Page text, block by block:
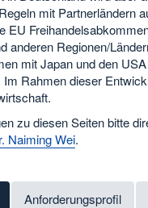
mit Partnerländern
EU
anderen Regionen/
mit Japan und den
Im Rahmen dieser
zu diesen Seiten bitte
Naiming Wei.
Anforderungsprofil